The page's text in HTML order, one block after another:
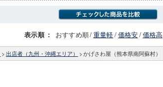
表示順 ： おすすめ順/重量軽/価格安/価格高
> 出店者（九州・沖縄エリア） > かげさわ屋（熊本県南阿蘇村）